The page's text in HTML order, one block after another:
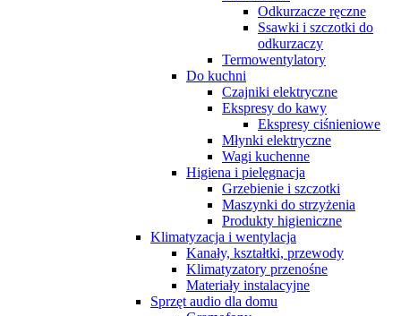
Odkurzacze ręczne
Ssawki i szczotki do
odkurzaczy
Termowentylatory
Do kuchni
Czajniki elektryczne
Ekspresy do kawy
Ekspresy ciśnieniowe
Młynki elektryczne
Wagi kuchenne
Higiena i pielęgnacja
Grzebienie i szczotki
Maszynki do strzyżenia
Produkty higieniczne
Klimatyzacja i wentylacja
Kanały, kształtki, przewody
Klimatyzatory przenośne
Materiały instalacyjne
Sprzęt audio dla domu